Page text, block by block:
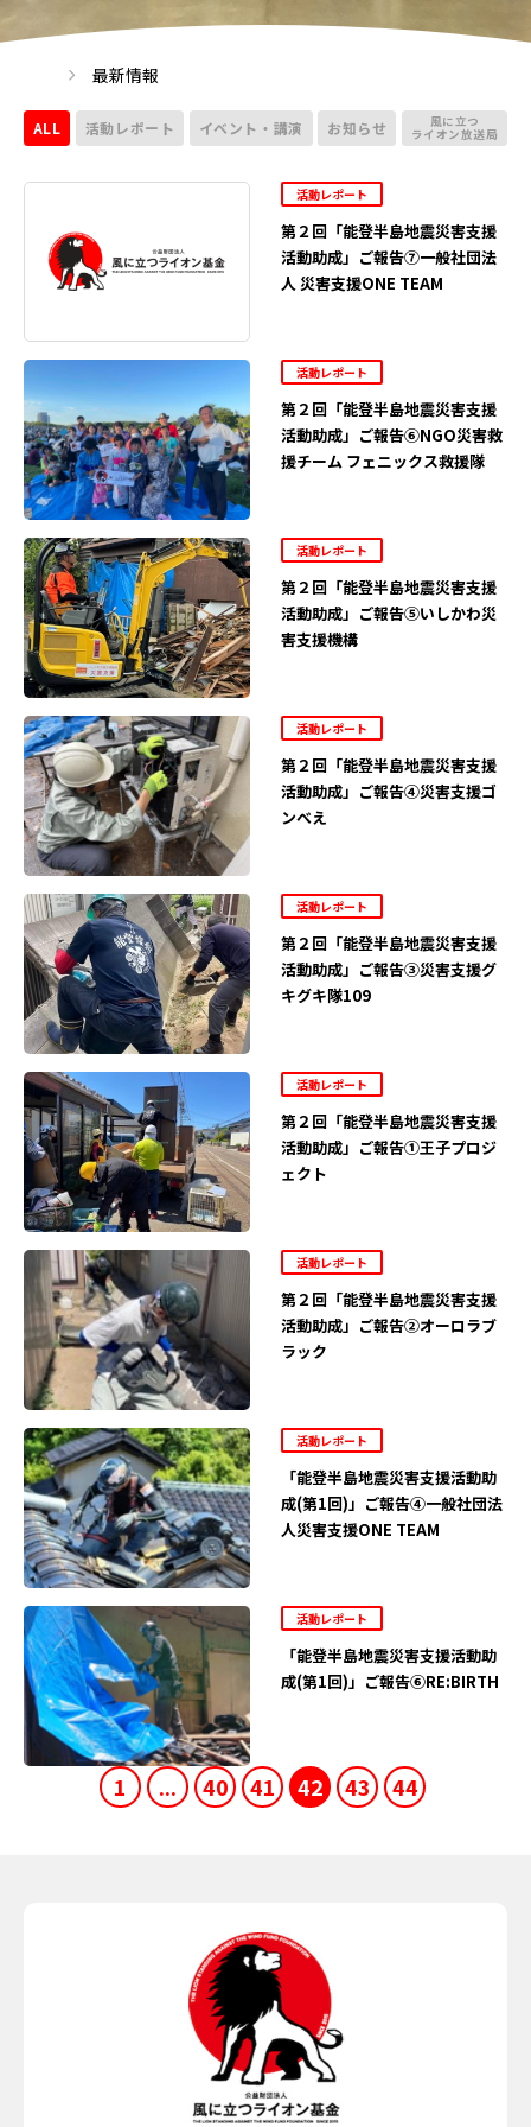
最新情報
ALL 活動レポート イベント・講演 お知らせ 風に立つ
ライオン放送局
活動レポート
第２回「能登半島地震災害支援
活動助成」ご報告⑦一般社団法
人 災害支援ONE TEAM
活動レポート
第２回「能登半島地震災害支援
活動助成」ご報告⑥NGO災害救
援チーム フェニックス救援隊
活動レポート
第２回「能登半島地震災害支援
活動助成」ご報告⑤いしかわ災
害支援機構
活動レポート
第２回「能登半島地震災害支援
活動助成」ご報告④災害支援ゴ
ンべえ
活動レポート
第２回「能登半島地震災害支援
活動助成」ご報告③災害支援グ
キグキ隊109
活動レポート
第２回「能登半島地震災害支援
活動助成」ご報告①王子プロジ
ェクト
活動レポート
第２回「能登半島地震災害支援
活動助成」ご報告②オーロラブ
ラック
活動レポート
「能登半島地震災害支援活動助
成(第1回)」ご報告④一般社団法
人災害支援ONE TEAM
活動レポート
「能登半島地震災害支援活動助
成(第1回)」ご報告⑥RE:BIRTH
1 ... 40 41 42 43 44